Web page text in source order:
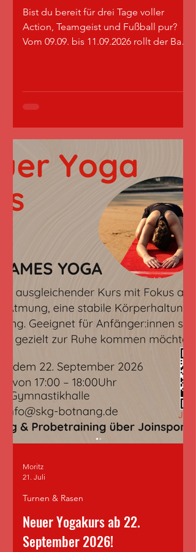
Bist du bereit für drei Tage voller
Action, Teamgeist und Fußball pur?
Vom 09.09. bis 11.09.2026 rollt der Ball
Mittwoch, 09.09.2026 - Freitag
16:00 Uhr (Start mit gemeinsamem
Elternfrühstück & Kleiderausgabe!)
Donnerstag & Freitag: 09:30 – 16:00 Uhr
Rundum-Sorglos
Neuer Yogakurs ab 22.
September 2026!
Turnen & Rasen
Moritz
21. Juli